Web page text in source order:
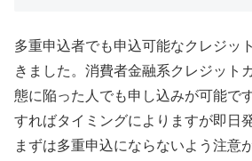
多重申込者でも申込可能なクレジッ
きました。消費者金融系クレジット
態に陥った人でも申し込みが可能で
すればタイミングによりますが即日
まずは多重申込にならないよう注意